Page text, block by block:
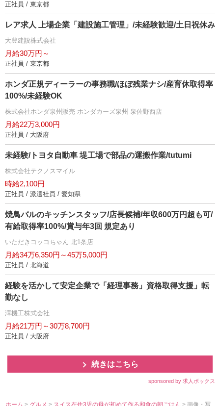
正社員 / 東京都
レア求人 上場企業「建設施工管理」/未経験歓迎/土日祝休み
大豊建設株式会社
月給30万円～
正社員 / 東京都
ホンダ正規ディーラーの事務職/ほぼ残業ナシ/産育休取得率
100%/未経験OK
株式会社ホンダ泉州販売 ホンダカーズ泉州 泉佐野西店
月給22万3,000円
正社員 / 大阪府
未経験/トヨタ自動車 堤工場で部品の運搬作業/tutumi
株式会社テクノスマイル
時給2,100円
正社員 / 派遣社員 / 愛知県
焼鳥バルのキッチンスタッフ/店長候補/年収600万円超も可/
有給取得率100%/賞与年3回 規定あり
いただきコッコちゃん 北1条店
月給34万6,350円～45万5,000円
正社員 / 北海道
経験を活かして安定企業で「経理事務」資格取得支援」転
勤なし
澤機工株式会社
月給21万円～30万8,700円
正社員 / 大阪府
続きはこちら
sponsored by 求人ボックス